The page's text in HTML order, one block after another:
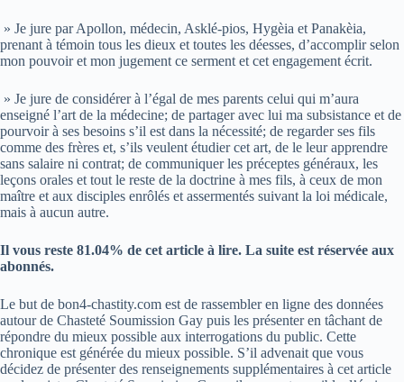
» Je jure par Apollon, médecin, Asklé-pios, Hygèia et Panakèia,
prenant à témoin tous les dieux et toutes les déesses, d’accomplir selon
mon pouvoir et mon jugement ce serment et cet engagement écrit.
» Je jure de considérer à l’égal de mes parents celui qui m’aura
enseigné l’art de la médecine; de partager avec lui ma subsistance et de
pourvoir à ses besoins s’il est dans la nécessité; de regarder ses fils
comme des frères et, s’ils veulent étudier cet art, de le leur apprendre
sans salaire ni contrat; de communiquer les préceptes généraux, les
leçons orales et tout le reste de la doctrine à mes fils, à ceux de mon
maître et aux disciples enrôlés et assermentés suivant la loi médicale,
mais à aucun autre.
Il vous reste 81.04% de cet article à lire. La suite est réservée aux
abonnés.
Le but de bon4-chastity.com est de rassembler en ligne des données
autour de Chasteté Soumission Gay puis les présenter en tâchant de
répondre du mieux possible aux interrogations du public. Cette
chronique est générée du mieux possible. S’il advenait que vous
décidez de présenter des renseignements supplémentaires à cet article